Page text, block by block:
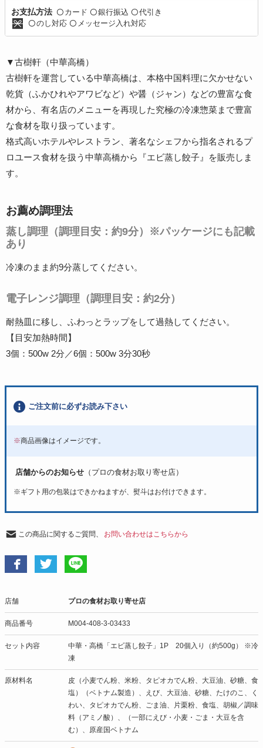
お支払方法 〇 カード 〇銀行振込 〇代引き
〇のし対応 〇 メッセージ入れ対応
▼古樹軒（中華高橋）
古樹軒を運営している中華高橋は、本格中国料理に欠かせない
乾貨（ふかひれやアワビなど）や醤（ジャン）などの豊富な食
材から、有名店のメニューを再現した究極の冷凍惣菜まで豊富
な食材を取り扱っています。
格式高いホテルやレストラン、著名なシェフから指名されるプ
ロユース食材を扱う中華高橋から『エビ蒸し餃子』を販売しま
す。
お薦め調理法
蒸し調理（調理目安：約9分）※パッケージにも記載
あり
冷凍のまま約9分蒸してください。
電子レンジ調理（調理目安：約2分）
耐熱皿に移し、ふわっとラップをして過熱してください。
【目安加熱時間】
3個：500w 2分／6個：500w 3分30秒
ご注文前に必ずお読み下さい
※商品画像はイメージです。
店舗からのお知らせ （プロの食材お取り寄せ店）
※ギフト用の包装はできかねますが、熨斗はお付けできます。
この商品に関するご質問、 お問い合わせはこちらから
店舗 プロの食材お取り寄せ店
商品番号 M004-408-3-03433
セット内容
中華・高橋「エビ蒸し餃子」1P 20個入り（約500g） ※冷
凍
原材料名
皮（小麦でん粉、米粉、タピオカでん粉、大豆油、砂糖、食
塩）（ベトナム製造）、えび、大豆油、砂糖、たけのこ、く
わい、タピオカでん粉、ごま油、片栗粉、食塩、胡椒／調味
料（アミノ酸）、（一部にえび・小麦・ごま・大豆を含
む）、原産国ベトナム